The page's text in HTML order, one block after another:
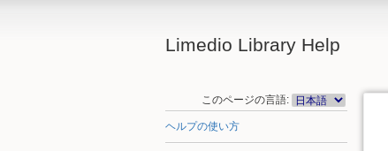
Limedio Library Help
このページの言語:
ヘルプの使い方